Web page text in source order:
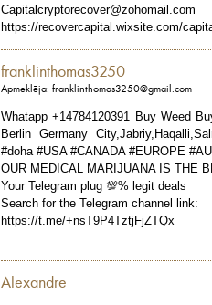
https://recovercapital.wixsite.com/
franklinthomas3250
Apmeklēja: franklinthomas3250@gmail.com
Whatapp +14784120391 Buy Weed
Berlin Germany
#doha #USA #CANADA #EUROPE
OUR MEDICAL MARIJUANA IS THE
Your Telegram plug 💯% legit deals
Search for the Telegram channel link:
https://t.me/+nsT9P4TztjFjZTQx
Alexandre